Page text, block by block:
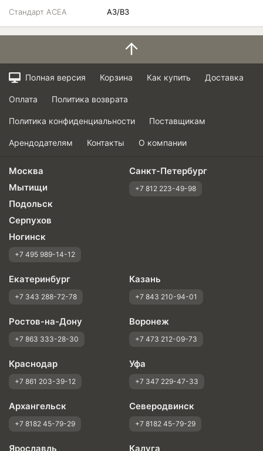
Стандарт ACEA
A3/B3
Полная версия Корзина Как купить Доставка
Оплата Политика возврата
Политика конфиденциальности Поставщикам
Арендодателям Контакты О компании
Москва
Мытищи
Подольск
Серпухов
Ногинск
+7 495 989-14-12
Санкт-Петербург
+7 812 223-49-98
Екатеринбург
+7 343 288-72-78
Казань
+7 843 210-94-01
Ростов-на-Дону
+7 863 333-28-30
Воронеж
+7 473 212-09-73
Краснодар
+7 861 203-39-12
Уфа
+7 347 229-47-33
Архангельск
+7 8182 45-79-29
Северодвинск
+7 8182 45-79-29
Ярославль Калуга